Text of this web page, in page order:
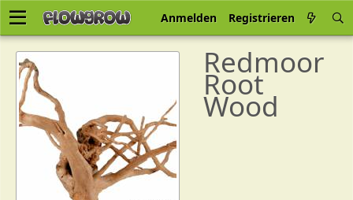
Anmelden Registrieren
Redmoor
Root
Wood